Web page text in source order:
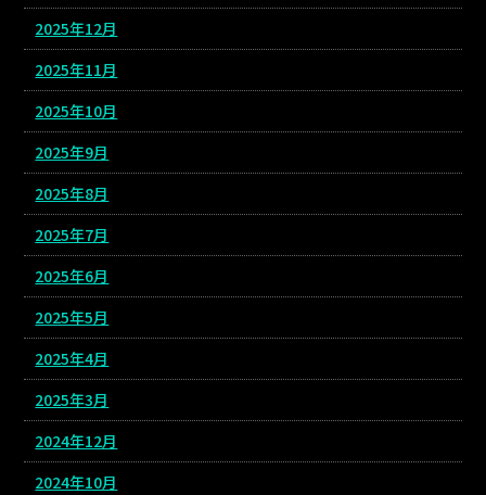
2025年12月
2025年11月
2025年10月
2025年9月
2025年8月
2025年7月
2025年6月
2025年5月
2025年4月
2025年3月
2024年12月
2024年10月